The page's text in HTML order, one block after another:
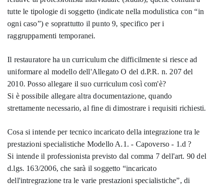
tutte le tipologie di soggetto (indicate nella modulistica con “in
ogni caso”) e soprattutto il punto 9, specifico per i
raggruppamenti temporanei.
Il restauratore ha un curriculum che difficilmente si riesce ad
uniformare al modello dell'Allegato O del d.P.R. n. 207 del
2010. Posso allegare il suo curriculum così com'è?
Si è possibile allegare altra documentazione, quando
strettamente necessario, al fine di dimostrare i requisiti richiesti.
Cosa si intende per tecnico incaricato della integrazione tra le
prestazioni specialistiche Modello A.1. - Capoverso - 1.d ?
Si intende il professionista previsto dal comma 7 dell'art. 90 del
d.lgs. 163/2006, che sarà il soggetto “incaricato
dell'intregrazione tra le varie prestazioni specialistiche”, di